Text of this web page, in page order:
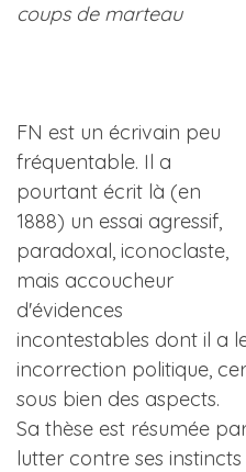
coups de marteau
FN est un écrivain peu
fréquentable. Il a
pourtant écrit là (en
1888) un essai agressif,
paradoxal, iconoclaste,
mais accoucheur
d'évidences
incontestables dont il a
incorrection politique,
sous bien des aspects.
Sa thèse est résumée
lutter contre ses